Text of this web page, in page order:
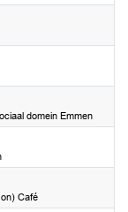
domein Emmen
Café